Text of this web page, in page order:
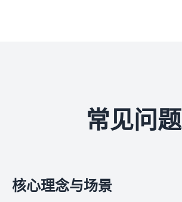
常见问题
核心理念与场景